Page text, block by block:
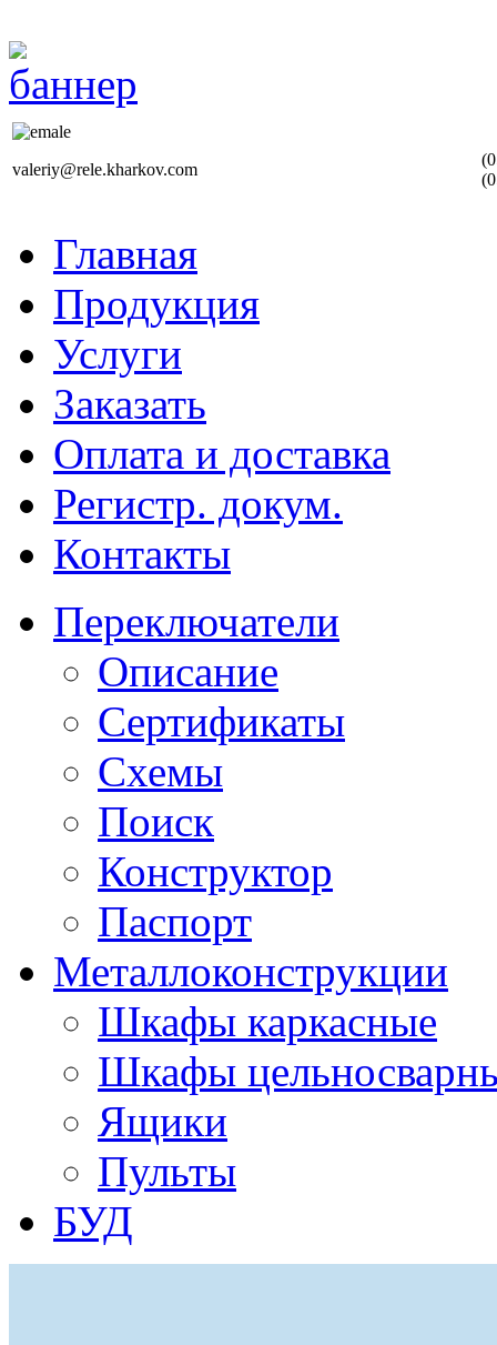
valeriy@rele.kharkov.com
Главная
Продукция
Услуги
Заказать
Оплата и доставка
Регистр. докум.
Контакты
Переключатели
Описание
Сертификаты
Схемы
Поиск
Конструктор
Паспорт
Металлоконструкции
Шкафы каркасные
Шкафы
Ящики
Пульты
БУД